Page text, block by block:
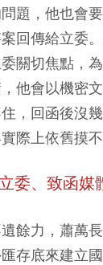
題，他也會
回傳給立委
關切焦點，
他會以機密
，回函後沒
際上依舊摸不
委、致函媒
餘力，蕭萬
存底來建立